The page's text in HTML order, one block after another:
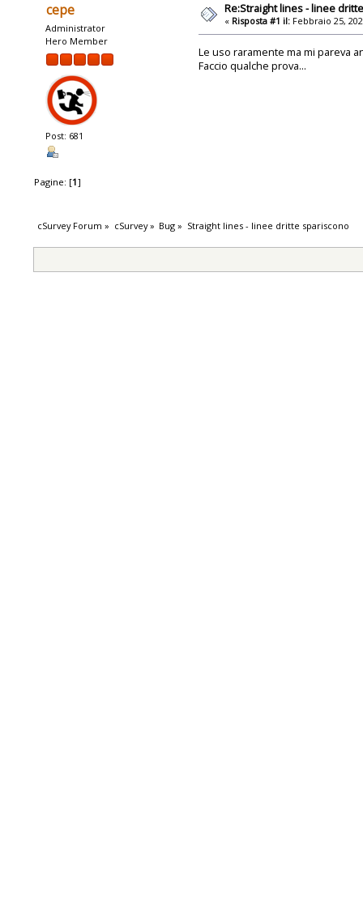
cepe
Administrator
Hero Member
Post: 681
Re:Straight lines - linee
« Risposta #1 il: Febbraio 25,
Le uso raramente ma mi pareva
Faccio qualche prova...
Pagine: [1]
cSurvey Forum » cSurvey» Bug » Straight lines - linee dritte spariscono